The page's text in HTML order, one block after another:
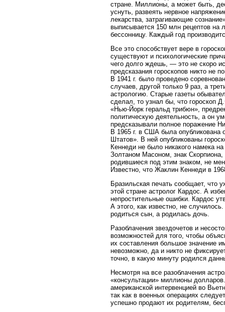
стране. Миллионы, а может быть,
уснуть, развеять нервное
лекарства, затрагивающие
выписывается 150 млн рецептов
бессонницу. Каждый год
Все это способствует вере в
существуют и психологические
чего долго ждешь, — это не скоро
предсказания гороскопов никто не
В 1941 г. было проведено
случаев, другой только 9 раз, а
астрологию. Старые газеты
сделал, то узнал бы, что гороскоп
«Нью-Йорк геральд трибюн»,
политическую деятельность, а он
предсказывали полное поражение
В 1965 г. в США была
Штатов». В ней опубликованы
Кеннеди не было никакого намека
Золтаном Масоном, знак
родившиеся под этим знаком, не
Известно, что Жаклин Кеннеди в
Бразильская печать сообщает, что
этой стране астролог Кардос. А
непростительные ошибки. Кардос
А этого, как известно, не
родиться сын, а родилась дочь.
Разоблачения звездочетов и
возможностей для того, чтобы
их составления большое значение
невозможно, да и никто не
точно, в какую минуту родился
Несмотря на все разоблачения
«консультации» миллионы
американской интервенцией во
так как в военных операциях
успешно продают их родителям,